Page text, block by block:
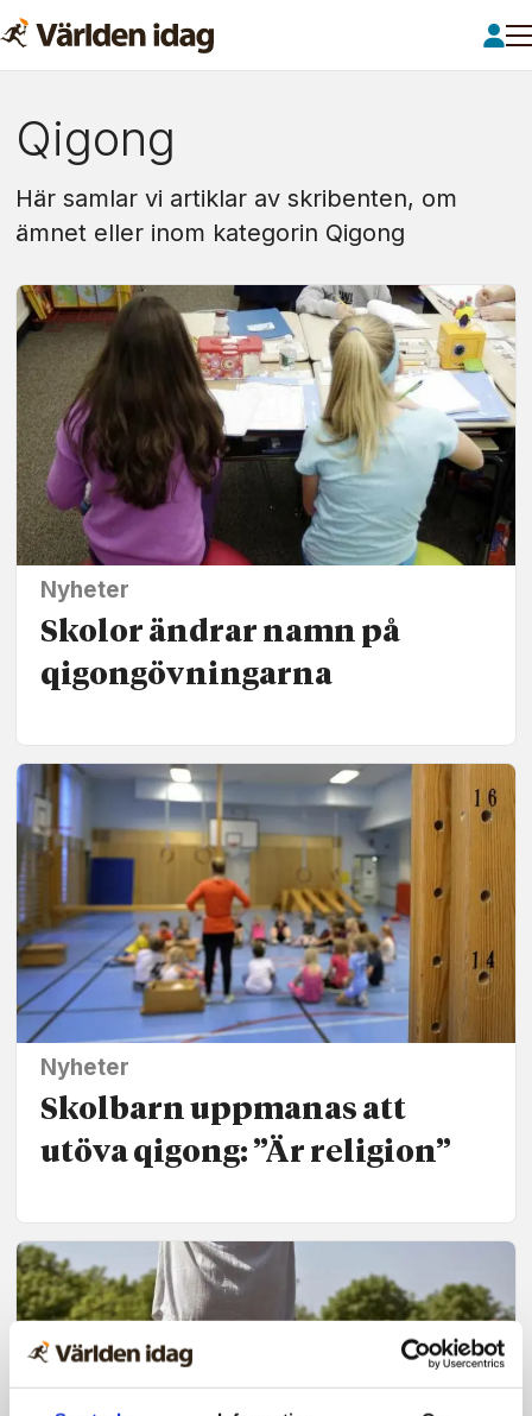
Om:
qigong
Qigong
Här samlar vi artiklar av skribenten, om
ämnet eller inom kategorin Qigong
Nyheter
Skolor ändrar namn på
qigongövningarna
Nyheter
Skolbarn uppmanas att
utöva qigong: ”Är religion”